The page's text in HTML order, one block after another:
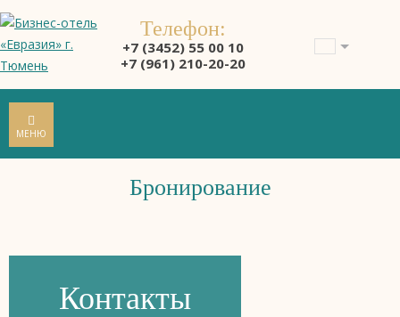
Телефон:
+7 (3452) 55 00 10
+7 (961) 210-20-20
МЕНЮ
Бронирование
Контакты